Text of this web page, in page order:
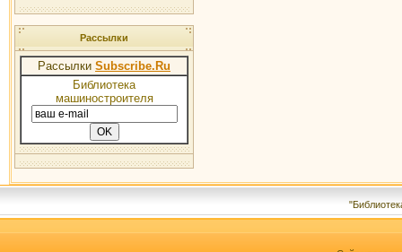
Рассылки
Рассылки Subscribe.Ru
Библиотека
машиностроителя